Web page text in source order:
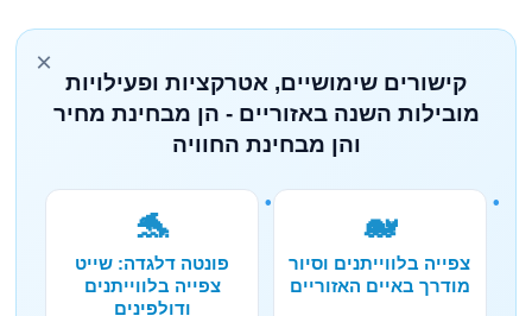
×
קישורים שימושיים, אטרקציות ופעילויות
מובילות השנה באזוריים - הן מבחינת מחיר
והן מבחינת החוויה
🐋
צפייה בלווייתנים וסיור
מודרך באיים האזוריים
🐬
פונטה דלגדה: שייט
צפייה בלווייתנים
ודולפינים